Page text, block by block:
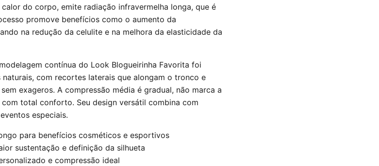
do corpo, emite radiação infravermelha longa, que é
promove benefícios como o aumento da
na redução da celulite e na melhora da elasticidade da
contínua do Look Blogueirinha Favorita foi
com recortes laterais que alongam o tronco e
exageros. A compressão média é gradual, não marca a
total conforto. Seu design versátil combina com
especiais.
para benefícios cosméticos e esportivos
sustentação e definição da silhueta
e compressão ideal